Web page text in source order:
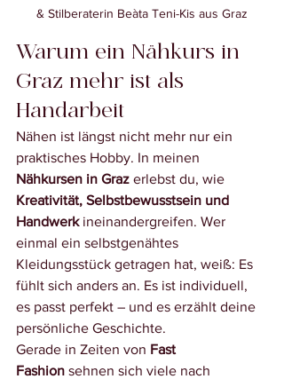
& Stilberaterin Beàta Teni-Kis aus Graz
Warum ein Nähkurs in
Graz mehr ist als
Handarbeit
Nähen ist längst nicht mehr nur ein
praktisches Hobby. In meinen
Nähkursen in Graz erlebst du, wie
Kreativität, Selbstbewusstsein und
Handwerk ineinandergreifen. Wer
einmal ein selbstgenähtes
Kleidungsstück getragen hat, weiß: Es
fühlt sich anders an. Es ist individuell,
es passt perfekt – und es erzählt deine
persönliche Geschichte.
Gerade in Zeiten von Fast
Fashion sehnen sich viele nach